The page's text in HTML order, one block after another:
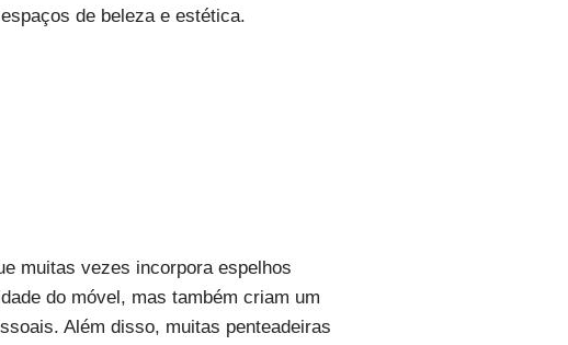
de beleza e estética.
muitas vezes incorpora espelhos
do móvel, mas também criam um
Além disso, muitas penteadeiras